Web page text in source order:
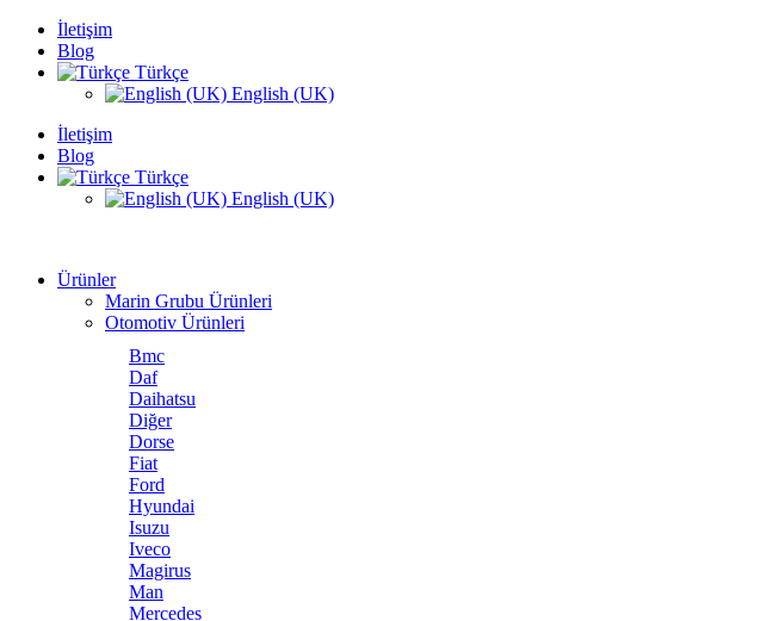
İletişim
Blog
Türkçe
English (UK)
İletişim
Blog
Türkçe
English (UK)
Ürünler
Marin Grubu Ürünleri
Otomotiv Ürünleri
Bmc
Daf
Daihatsu
Diğer
Dorse
Fiat
Ford
Hyundai
Isuzu
Iveco
Magirus
Man
Mercedes